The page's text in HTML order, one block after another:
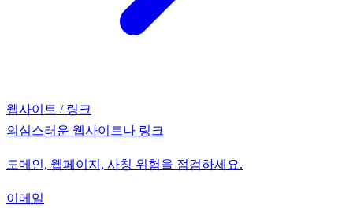
웹사이트 / 링크
의심스러운 웹사이트나 링크
도메인, 웹페이지, 사칭 위험을 점검하세요.
이메일